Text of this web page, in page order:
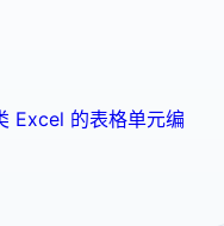
Excel 的表格单元编